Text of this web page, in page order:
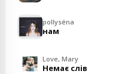
pollyséna
нам
Love, Mary
Немає слів